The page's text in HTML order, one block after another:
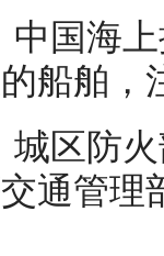
中国海
船舶，
城区防
通管理